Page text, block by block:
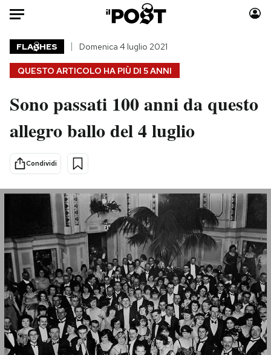
Auto
HOME
Italia
Politica
Tecnologia
Internet
Scienza
Cultura
Economia
Sport
Moda
Consumismi
Media
Europa
Altrecose
Mondiali calcio 2026
PODCAST
NEWSLETTER
QUESTO ARTICOLO HA PIÙ DI 5 ANNI
FLA HES Domenica 4 luglio 2021
Sono passati 100 anni da questo
allegro ballo del 4 luglio
Condividi